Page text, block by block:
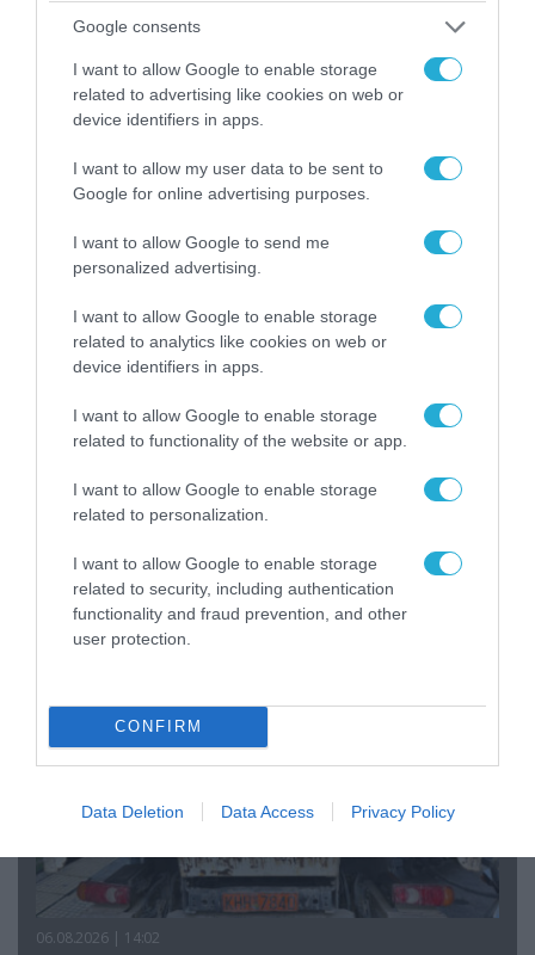
Google consents
I want to allow Google to enable storage
related to advertising like cookies on web or
device identifiers in apps.
I want to allow my user data to be sent to
Google for online advertising purposes.
I want to allow Google to send me
personalized advertising.
I want to allow Google to enable storage
related to analytics like cookies on web or
device identifiers in apps.
I want to allow Google to enable storage
related to functionality of the website or app.
I want to allow Google to enable storage
related to personalization.
I want to allow Google to enable storage
related to security, including authentication
functionality and fraud prevention, and other
user protection.
CONFIRM
Data Deletion Data Access Privacy Policy
08.08.2026 | 09:02
του Αρκά για τα τατουάζ (φωτο)
07.08.2026 | 20:02
Κωνσταντίνο Ζούλα από τον ΣΚΑΪ – Ο λόγος της
απομάκρυνσής του
06.08.2026 | 14:02